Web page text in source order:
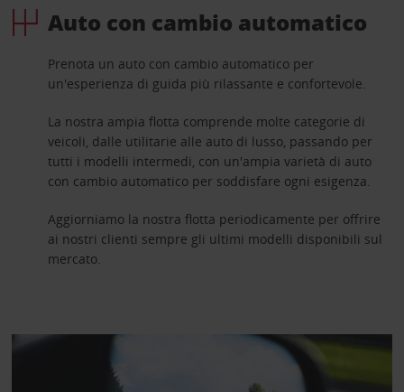
Auto con cambio automatico
Prenota un auto con cambio automatico per
un'esperienza di guida più rilassante e confortevole.
La nostra ampia flotta comprende molte categorie di
veicoli, dalle utilitarie alle auto di lusso, passando per
tutti i modelli intermedi, con un'ampia varietà di auto
con cambio automatico per soddisfare ogni esigenza.
Aggiorniamo la nostra flotta periodicamente per offrire
ai nostri clienti sempre gli ultimi modelli disponibili sul
mercato.